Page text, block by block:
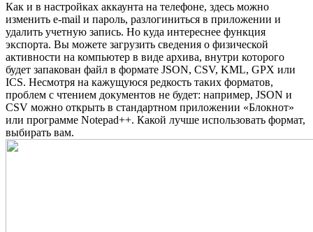
Как и в настройках аккаунта на телефоне, здесь можно
изменить e-mail и пароль, разлогиниться в приложении и
удалить учетную запись. Но куда интереснее функция
экспорта. Вы можете загрузить сведения о физической
активности на компьютер в виде архива, внутри которого
будет запакован файл в формате JSON, CSV, KML, GPX или
ICS. Несмотря на кажущуюся редкость таких форматов,
проблем с чтением документов не будет: например, JSON и
CSV можно открыть в стандартном приложении «Блокнот»
или программе Notepad++. Какой лучше использовать формат,
выбирать вам.